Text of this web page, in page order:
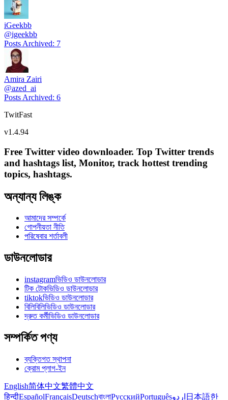
iGeekbb
@igeekbb
Posts Archived: 7
Amira Zairi
@azed_ai
Posts Archived: 6
TwitFast
v1.4.94
Free Twitter video downloader. Top Twitter trends
and hashtags list, Monitor, track hottest trending
topics, hashtags.
অন্যান্য লিঙ্ক
আমাদের সম্পর্কে
গোপনীয়তা নীতি
পরিষেবার শর্তাবলী
ডাউনলোডার
instagramভিডিও ডাউনলোডার
টিক টোকভিডিও ডাউনলোডার
tiktokভিডিও ডাউনলোডার
বিলিবিলিভিডিও ডাউনলোডার
দ্রুত কর্মীভিডিও ডাউনলোডার
সম্পর্কিত পণ্য
ব্যক্তিগত স্থাপনা
ক্রোম প্লাগ-ইন
English简体中文繁體中文
हिन्दीEspañolFrançaisDeutschবাংলাРусскийPortuguêsاردو 日本語한